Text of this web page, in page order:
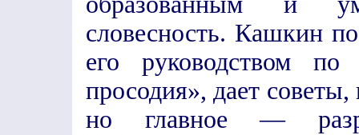
словесность. Кашкин
его руководством по
просодия», дает
но главное —